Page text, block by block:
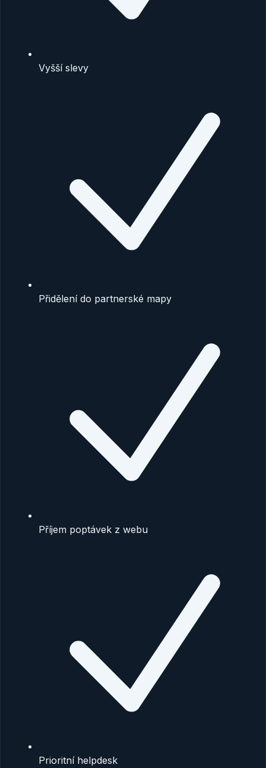
Vyšší slevy
Přidělení do partnerské mapy
Příjem poptávek z webu
Prioritní helpdesk